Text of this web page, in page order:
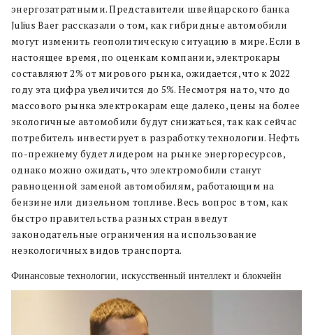
энергозатратными.Представители швейцарского банка
Julius Baer рассказали о том, как гибридные автомобили
могут изменить геополитическую ситуацию в мире.Если в
настоящее время, по оценкам компании, электрокары
составляют 2% от мирового рынка, ожидается, что к 2022
году эта цифра увеличится до 5%. Несмотря на то, что до
массового рынка электрокарам еще далеко, цены на более
экологичные автомобили будут снижаться, так как сейчас
потребитель инвестирует в разработку технологии. Нефть
по-прежнему будет лидером на рынке энергоресурсов,
однако можно ожидать, что электромобили станут
равноценной заменой автомобилям, работающим на
бензине или дизельном топливе. Весь вопрос в том, как
быстро правительства разных стран введут
законодательные ограничения на использование
неэкологичных видов транспорта.
Финансовые технологии, искусственный интеллект и блокчейн